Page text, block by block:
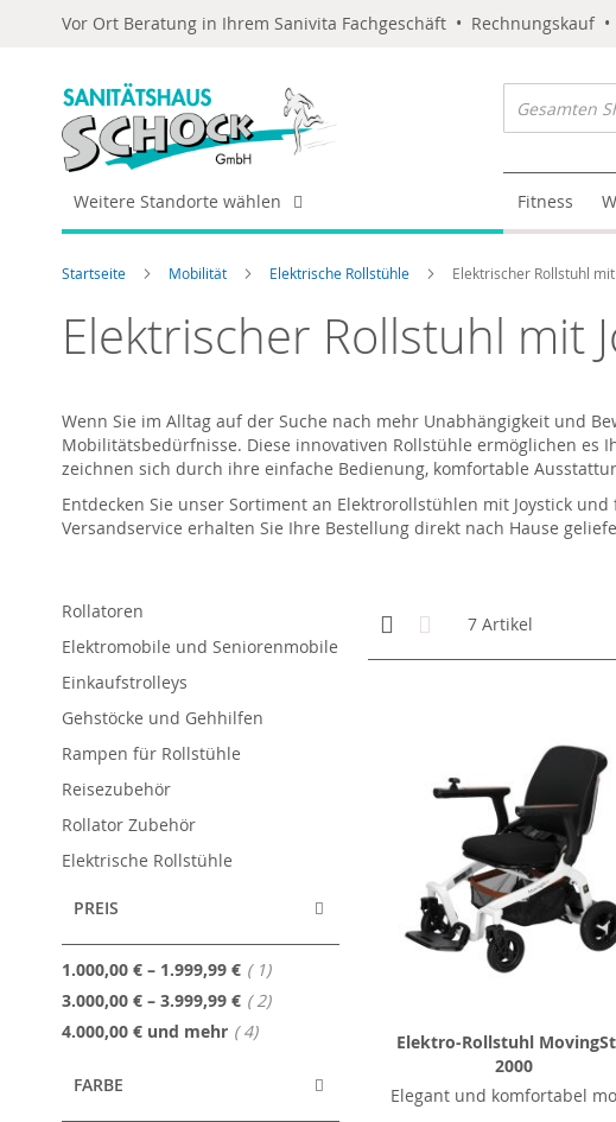
Vor Ort Beratung in Ihrem Sanivita Fachgeschäft • Rechnungskauf
Weitere Standorte wählen Fitness
Startseite Mobilität Elektrische Rollstühle Elektrischer Rollstuhl mit
Elektrischer Rollstuhl mit
Wenn Sie im Alltag auf der Suche nach mehr Unabhängigkeit und
Mobilitätsbedürfnisse. Diese innovativen Rollstühle ermöglichen es
zeichnen sich durch ihre einfache Bedienung, komfortable
Entdecken Sie unser Sortiment an Elektrorollstühlen mit Joystick
Versandservice erhalten Sie Ihre Bestellung direkt nach Hause
Anzeigen
als
Kachelansicht
Liste7 Artikel
Elektro-Rollstuhl
2000
Elegant und komfortabel
Rollatoren
Elektromobile und Seniorenmobile
Einkaufstrolleys
Gehstöcke und Gehhilfen
Rampen für Rollstühle
Reisezubehör
Rollator Zubehör
Elektrische Rollstühle
PREIS
1.000,00 € – 1.999,99 € 1Artikel
3.000,00 € – 3.999,99 € 2Artikel
4.000,00 € und mehr 4Artikel
FARBE